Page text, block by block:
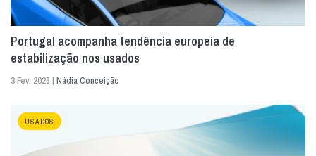
Portugal acompanha tendência europeia de
estabilização nos usados
3 Fev. 2026 | Nádia Conceição
USADOS